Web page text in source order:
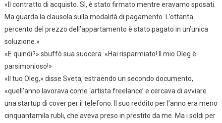
«Il contratto di acquisto. Sì, è stato firmato mentre eravamo sposati.
Ma guarda la clausola sulla modalità di pagamento. L’ottanta
percento del prezzo dell’appartamento è stato pagato in un’unica
soluzione.»
«E quindi?» sbuffò sua suocera. «Hai risparmiato! Il mio Oleg è
parsimonioso!»
«Il tuo Oleg,» disse Sveta, estraendo un secondo documento,
«quell’anno lavorava come ‘artista freelance’ e cercava di avviare
una startup di cover per il telefono. Il suo reddito per l’anno era meno
cinquantamila rubli, che aveva preso in prestito da me. Ma i soldi per